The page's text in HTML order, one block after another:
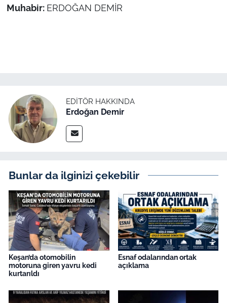
Muhabir: ERDOĞAN DEMİR
EDITÖR HAKKINDA
Erdoğan Demir
Bunlar da ilginizi çekebilir
Keşan’da otomobilin
motoruna giren yavru kedi
kurtarıldı
Esnaf odalarından ortak
açıklama